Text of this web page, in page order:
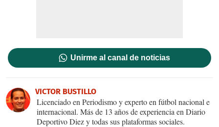
Unirme al canal de noticias
VICTOR BUSTILLO
Licenciado en Periodismo y experto en fútbol nacional e
internacional. Más de 13 años de experiencia en Diario
Deportivo Diez y todas sus plataformas sociales.